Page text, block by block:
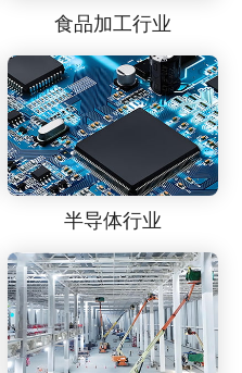
食品加工行业
半导体行业